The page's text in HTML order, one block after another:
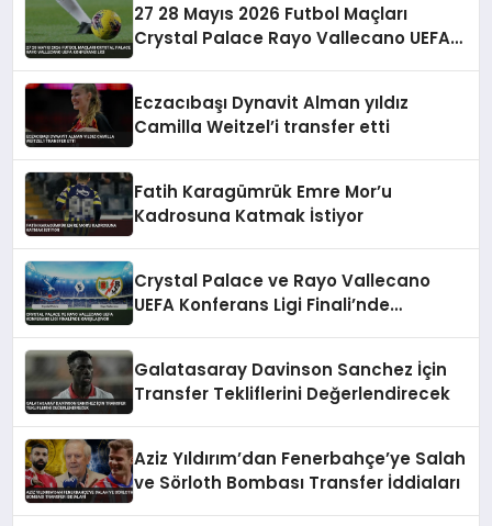
27 28 Mayıs 2026 Futbol Maçları
Crystal Palace Rayo Vallecano UEFA
Eczacıbaşı Dynavit Alman yıldız
Camilla Weitzel’i transfer etti
Fatih Karagümrük Emre Mor’u
Kadrosuna Katmak İstiyor
Crystal Palace ve Rayo Vallecano
UEFA Konferans Ligi Finali’nde
Galatasaray Davinson Sanchez İçin
Transfer Tekliflerini Değerlendirecek
Aziz Yıldırım’dan Fenerbahçe’ye Salah
ve Sörloth Bombası Transfer İddiaları